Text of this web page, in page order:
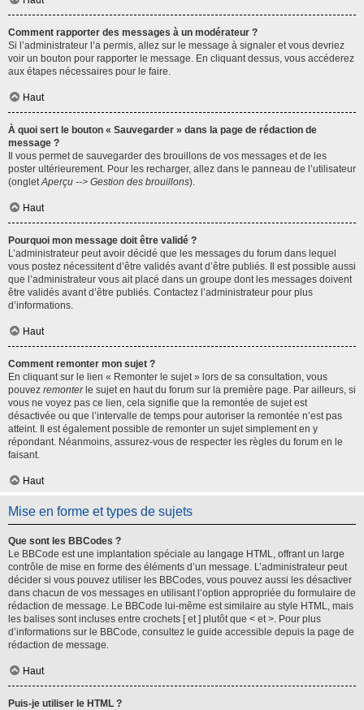
Comment rapporter des messages à un modérateur ?
Si l’administrateur l’a permis, allez sur le message à signaler et vous devriez
voir un bouton pour rapporter le message. En cliquant dessus, vous accéderez
aux étapes nécessaires pour le faire.
Haut
À quoi sert le bouton « Sauvegarder » dans la page de rédaction de
message ?
Il vous permet de sauvegarder des brouillons de vos messages et de les
poster ultérieurement. Pour les recharger, allez dans le panneau de l’utilisateur
(ongletAperçu --> Gestion des brouillons).
Haut
Pourquoi mon message doit être validé ?
L’administrateur peut avoir décidé que les messages du forum dans lequel
vous postez nécessitent d’être validés avant d’être publiés. Il est possible aussi
que l’administrateur vous ait placé dans un groupe dont les messages doivent
être validés avant d’être publiés. Contactez l’administrateur pour plus
d’informations.
Haut
Comment remonter mon sujet ?
En cliquant sur le lien « Remonter le sujet » lors de sa consultation, vous
pouvez remonterle sujet en haut du forum sur la première page. Par ailleurs, si
vous ne voyez pas ce lien, cela signifie que la remontée de sujet est
désactivée ou que l’intervalle de temps pour autoriser la remontée n’est pas
atteint. Il est également possible de remonter un sujet simplement en y
répondant. Néanmoins, assurez-vous de respecter les règles du forum en le
faisant.
Haut
Mise en forme et types de sujets
Que sont les BBCodes ?
Le BBCode est une implantation spéciale au langage HTML, offrant un large
contrôle de mise en forme des éléments d’un message. L’administrateur peut
décider si vous pouvez utiliser les BBCodes, vous pouvez aussi les désactiver
dans chacun de vos messages en utilisant l’option appropriée du formulaire de
rédaction de message. Le BBCode lui-même est similaire au style HTML, mais
les balises sont incluses entre crochets [ et ] plutôt que < et >. Pour plus
d’informations sur le BBCode, consultez le guide accessible depuis la page de
rédaction de message.
Haut
Puis-je utiliser le HTML ?